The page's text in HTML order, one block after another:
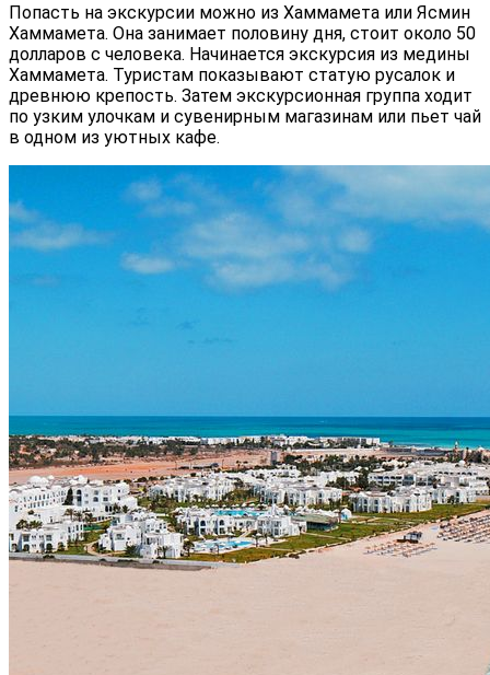
Попасть на экскурсии можно из Хаммамета или Ясмин
Хаммамета. Она занимает половину дня, стоит около 50
долларов с человека. Начинается экскурсия из медины
Хаммамета. Туристам показывают статую русалок и
древнюю крепость. Затем экскурсионная группа ходит
по узким улочкам и сувенирным магазинам или пьет чай
в одном из уютных кафе.